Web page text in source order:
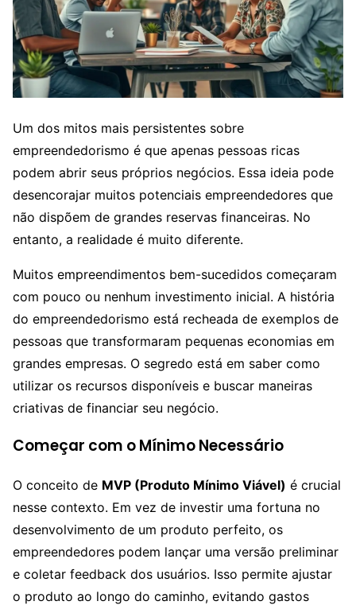
Um dos mitos mais persistentes sobre
empreendedorismo é que apenas pessoas ricas
podem abrir seus próprios negócios. Essa ideia pode
desencorajar muitos potenciais empreendedores que
não dispõem de grandes reservas financeiras. No
entanto, a realidade é muito diferente.
Muitos empreendimentos bem-sucedidos começaram
com pouco ou nenhum investimento inicial. A história
do empreendedorismo está recheada de exemplos de
pessoas que transformaram pequenas economias em
grandes empresas. O segredo está em saber como
utilizar os recursos disponíveis e buscar maneiras
criativas de financiar seu negócio.
Começar com o Mínimo Necessário
O conceito de MVP (Produto Mínimo Viável) é crucial
nesse contexto. Em vez de investir uma fortuna no
desenvolvimento de um produto perfeito, os
empreendedores podem lançar uma versão preliminar
e coletar feedback dos usuários. Isso permite ajustar
o produto ao longo do caminho, evitando gastos